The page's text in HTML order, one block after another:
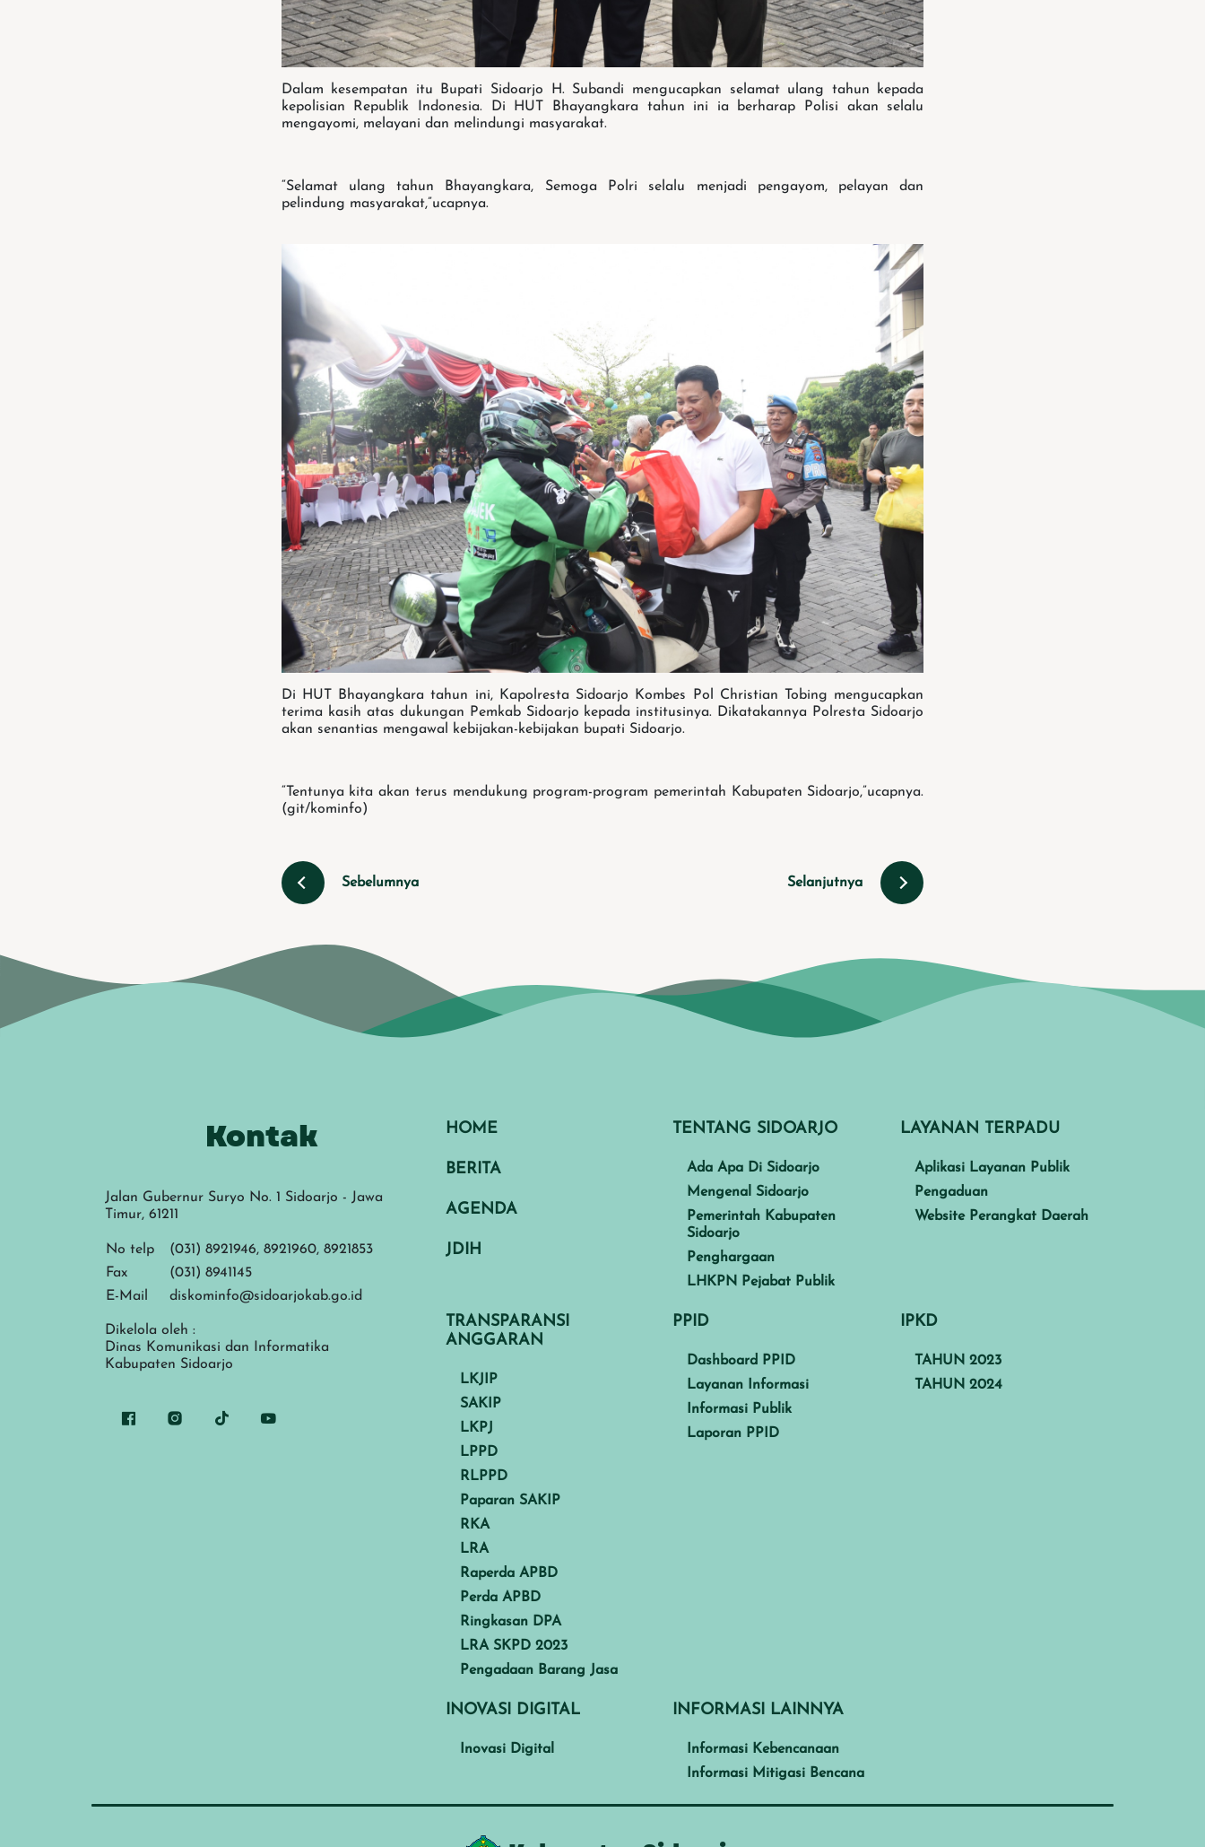
Dalam kesempatan itu Bupati Sidoarjo H. Subandi mengucapkan selamat ulang tahun kepada
kepolisian Republik Indonesia. Di HUT Bhayangkara tahun ini ia berharap Polisi akan selalu
mengayomi, melayani dan melindungi masyarakat.
“Selamat ulang tahun Bhayangkara, Semoga Polri selalu menjadi pengayom, pelayan dan
pelindung masyarakat,”ucapnya.
Di HUT Bhayangkara tahun ini, Kapolresta Sidoarjo Kombes Pol Christian Tobing mengucapkan
terima kasih atas dukungan Pemkab Sidoarjo kepada institusinya. Dikatakannya Polresta Sidoarjo
akan senantias mengawal kebijakan-kebijakan bupati Sidoarjo.
“Tentunya kita akan terus mendukung program-program pemerintah Kabupaten Sidoarjo,”ucapnya.
(git/kominfo)
Sebelumnya Selanjutnya
Kontak
Jalan Gubernur Suryo No. 1 Sidoarjo - Jawa
Timur, 61211
No telp
(031) 8921946, 8921960, 8921853
Fax
(031) 8941145
E-Mail
diskominfo@sidoarjokab.go.id
Dikelola oleh :
Dinas Komunikasi dan Informatika
Kabupaten Sidoarjo
HOME
BERITA
AGENDA
JDIH
TENTANG SIDOARJO
Ada Apa Di Sidoarjo
Mengenal Sidoarjo
Pemerintah Kabupaten
Sidoarjo
Penghargaan
LHKPN Pejabat Publik
LAYANAN TERPADU
Aplikasi Layanan Publik
Pengaduan
Website Perangkat Daerah
TRANSPARANSI
ANGGARAN
LKJIP
SAKIP
LKPJ
LPPD
RLPPD
Paparan SAKIP
RKA
LRA
Raperda APBD
Perda APBD
Ringkasan DPA
LRA SKPD 2023
Pengadaan Barang Jasa
PPID
Dashboard PPID
Layanan Informasi
Informasi Publik
Laporan PPID
IPKD
TAHUN 2023
TAHUN 2024
INOVASI DIGITAL
Inovasi Digital
INFORMASI LAINNYA
Informasi Kebencanaan
Informasi Mitigasi Bencana